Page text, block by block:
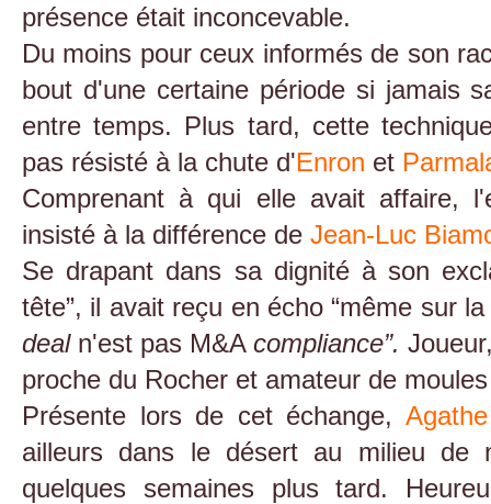
présence était inconcevable.
Du moins pour ceux informés de son
bout d'une certaine période si jamais
entre temps. Plus tard, cette
pas résisté à la chute d'Enron et
Comprenant à qui elle avait affaire,
insisté à la différence de Jean-Luc
Se drapant dans sa dignité à son
tête”, il avait reçu en écho “même sur
dealn'est pas M&A compliance”.
proche du Rocher et amateur de
Présente lors de cet échange,
ailleurs dans le désert au milieu de
quelques semaines plus tard.